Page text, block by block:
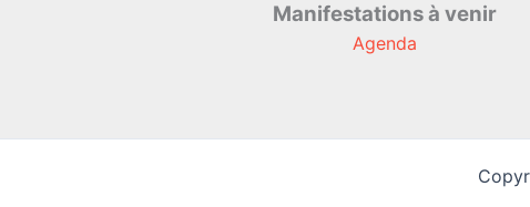
Manifestations à venir
Agenda